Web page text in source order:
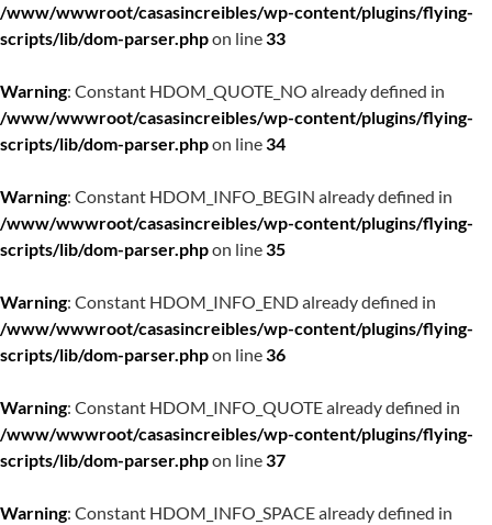
/www/wwwroot/casasincreibles/wp-content/plugins/flying-
scripts/lib/dom-parser.phpon line33
Warning: Constant HDOM_QUOTE_NO already defined in
/www/wwwroot/casasincreibles/wp-content/plugins/flying-
scripts/lib/dom-parser.phpon line34
Warning: Constant HDOM_INFO_BEGIN already defined in
/www/wwwroot/casasincreibles/wp-content/plugins/flying-
scripts/lib/dom-parser.phpon line35
Warning: Constant HDOM_INFO_END already defined in
/www/wwwroot/casasincreibles/wp-content/plugins/flying-
scripts/lib/dom-parser.phpon line36
Warning: Constant HDOM_INFO_QUOTE already defined in
/www/wwwroot/casasincreibles/wp-content/plugins/flying-
scripts/lib/dom-parser.phpon line37
Warning: Constant HDOM_INFO_SPACE already defined in